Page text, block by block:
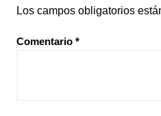
Los campos obligatorios
Comentario *